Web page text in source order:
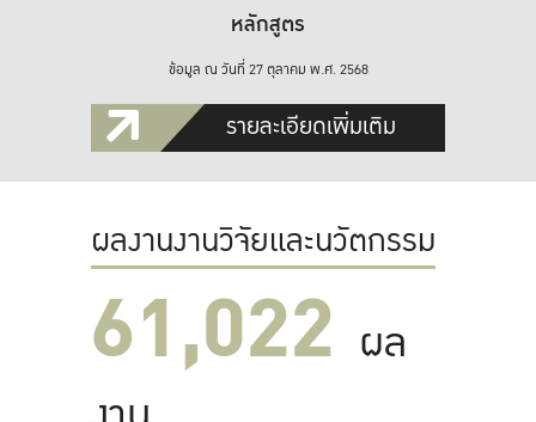
หลักสูตร
ข้อมูล ณ วันที่ 27 ตุลาคม พ.ศ. 2568
รายละเอียดเพิ่มเติม
ผลงานงานวิจัยและนวัตกรรม
61,022 ผล